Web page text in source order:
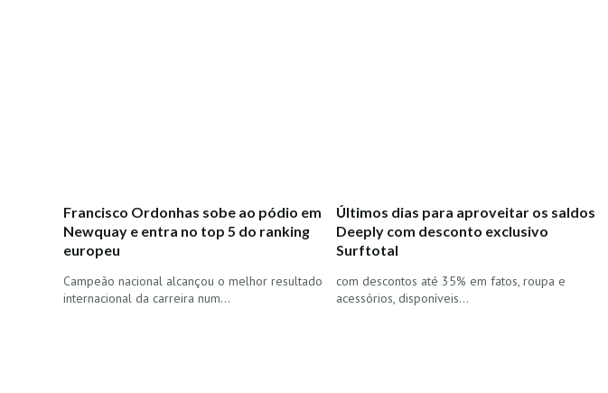
Francisco Ordonhas sobe ao pódio em
Newquay e entra no top 5 do ranking
europeu
Campeão nacional alcançou o melhor resultado
internacional da carreira num…
Últimos dias para aproveitar os saldos
Deeply com desconto exclusivo
Surftotal
com descontos até 35% em fatos, roupa e
acessórios, disponíveis…